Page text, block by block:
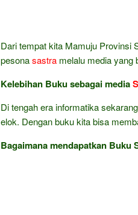
Dari tempat kita Mamuju Provinsi
pesonasastra melalu media yang
Kelebihan Buku sebagai media
Di tengah era informatika
elok. Dengan buku kita bisa
Bagaimana mendapatkan